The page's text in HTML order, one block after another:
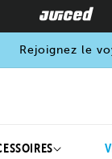
Rejoignez le